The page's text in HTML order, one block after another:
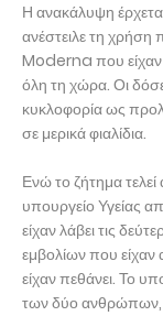
Η ανακάλυψη
ανέστειλε τη
Moderna που είχαν
όλη τη χώρα. Οι
κυκλοφορία ως
σε μερικά φιαλίδια.
Ενώ το ζήτημα
υπουργείο Υγείας
είχαν λάβει τις
εμβολίων που
είχαν πεθάνει. Το
των δύο ανθρώπων,